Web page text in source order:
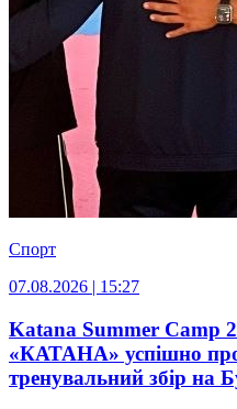
Спорт
07.08.2026 | 15:27
Katana Summer Camp
«КАТАНА» успішно
тренувальний збір на